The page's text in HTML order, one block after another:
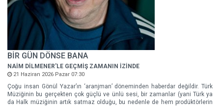
BİR GÜN DÖNSE BANA
NAİM DİLMENER'LE GEÇMİŞ ZAMANIN İZİNDE
21 Haziran 2026 Pazar 07:30
Çoğu insan Gönül Yazar’ın ‘aranjman’ döneminden haberdar değildir. Türk
Müziğinin bu gerçekten çok güçlü ve ünlü sesi, bir zamanlar (yani Türk ya
da Halk müziğinin artık satmaz olduğu, bu nedenle de hem prodüktörlerin